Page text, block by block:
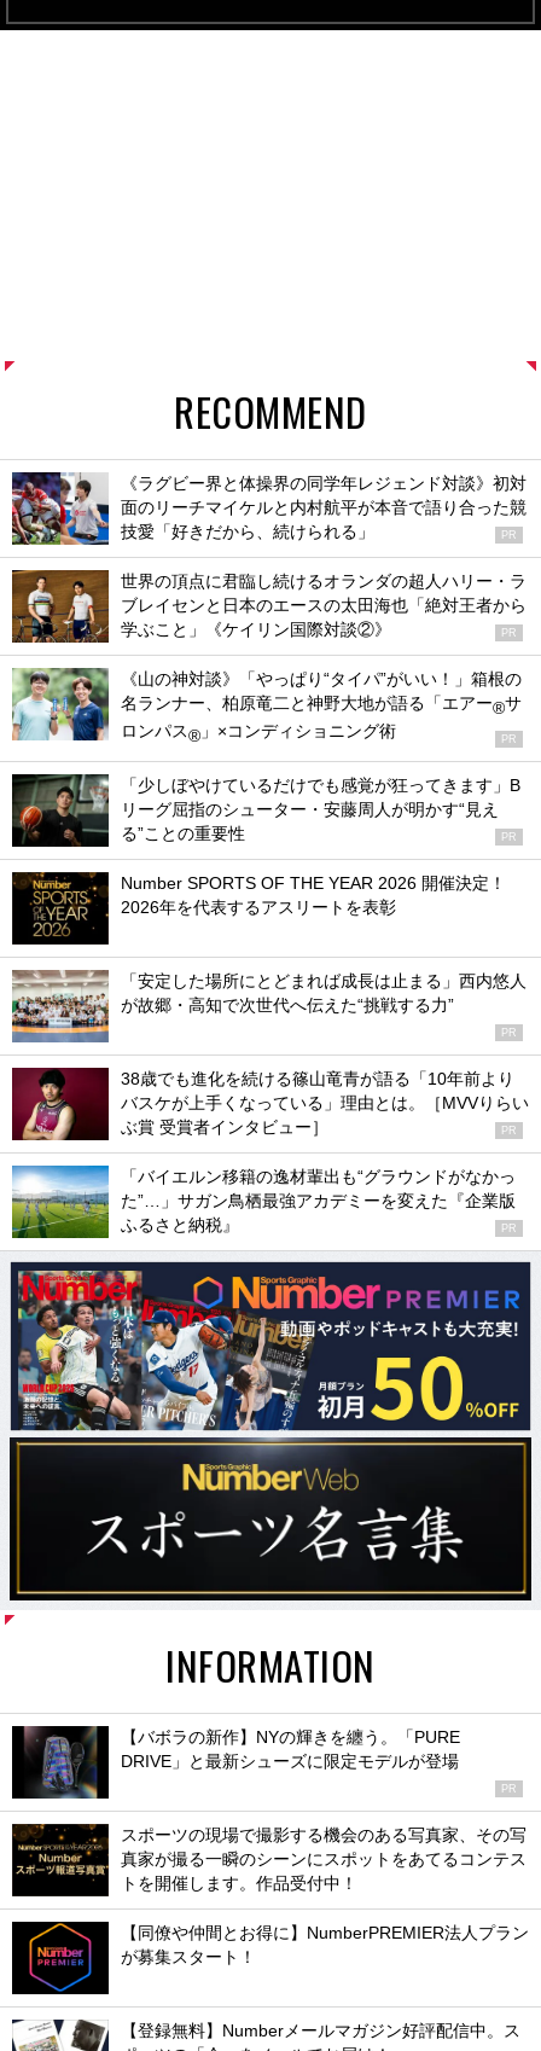
RECOMMEND
《ラグビー界と体操界の同学年レジェンド対談》初対
面のリーチマイケルと内村航平が本音で語り合った競
技愛「好きだから、続けられる」
PR
世界の頂点に君臨し続けるオランダの超人ハリー・ラ
ブレイセンと日本のエースの太田海也「絶対王者から
学ぶこと」《ケイリン国際対談②》
PR
《山の神対談》「やっぱり“タイパ”がいい！」箱根の
名ランナー、柏原竜二と神野大地が語る「エアー®サ
ロンパス® 」×コンディショニング術 PR
「少しぼやけているだけでも感覚が狂ってきます」B
リーグ屈指のシューター・安藤周人が明かす“見え
る”ことの重要性
PR
Number SPORTS OF THE YEAR 2026 開催決定！
2026年を代表するアスリートを表彰
「安定した場所にとどまれば成長は止まる」西内悠人
が故郷・高知で次世代へ伝えた“挑戦する力”
PR
38歳でも進化を続ける篠山竜青が語る「10年前より
バスケが上手くなっている」理由とは。［MVVりらい
ぶ賞 受賞者インタビュー］
PR
「バイエルン移籍の逸材輩出も“グラウンドがなかっ
た”…」サガン鳥栖最強アカデミーを変えた『企業版
ふるさと納税』
PR
INFORMATION
【バボラの新作】NYの輝きを纏う。「PURE
DRIVE」と最新シューズに限定モデルが登場
PR
スポーツの現場で撮影する機会のある写真家、その写
真家が撮る一瞬のシーンにスポットをあてるコンテス
トを開催します。作品受付中！
【同僚や仲間とお得に】NumberPREMIER法人プラン
が募集スタート！
【登録無料】Numberメールマガジン好評配信中。ス